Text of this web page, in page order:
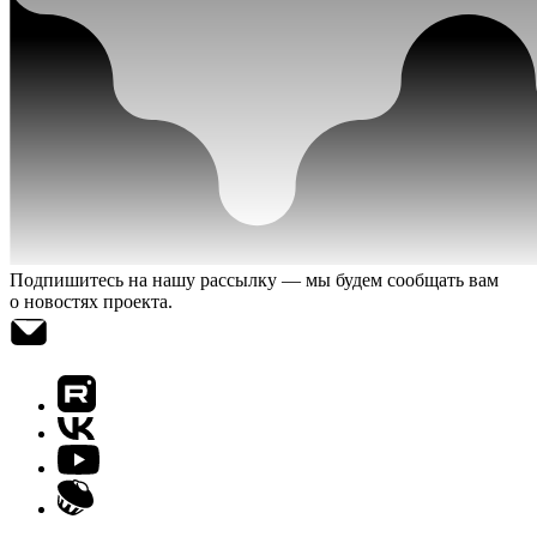
Подпишитесь на нашу рассылку — мы будем сообщать вам
о новостях проекта.